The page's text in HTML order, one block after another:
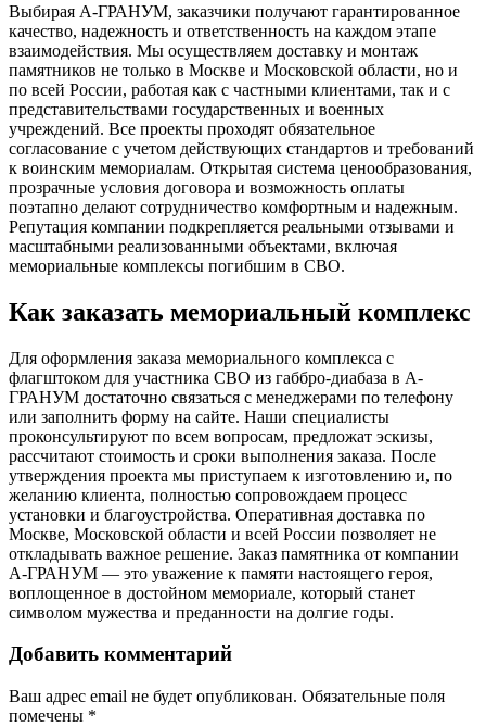
Выбирая А-ГРАНУМ, заказчики получают гарантированное
качество, надежность и ответственность на каждом этапе
взаимодействия. Мы осуществляем доставку и монтаж
памятников не только в Москве и Московской области, но и
по всей России, работая как с частными клиентами, так и с
представительствами государственных и военных
учреждений. Все проекты проходят обязательное
согласование с учетом действующих стандартов и требований
к воинским мемориалам. Открытая система ценообразования,
прозрачные условия договора и возможность оплаты
поэтапно делают сотрудничество комфортным и надежным.
Репутация компании подкрепляется реальными отзывами и
масштабными реализованными объектами, включая
мемориальные комплексы погибшим в СВО.
Как заказать мемориальный комплекс
Для оформления заказа мемориального комплекса с
флагштоком для участника СВО из габбро-диабаза в А-
ГРАНУМ достаточно связаться с менеджерами по телефону
или заполнить форму на сайте. Наши специалисты
проконсультируют по всем вопросам, предложат эскизы,
рассчитают стоимость и сроки выполнения заказа. После
утверждения проекта мы приступаем к изготовлению и, по
желанию клиента, полностью сопровождаем процесс
установки и благоустройства. Оперативная доставка по
Москве, Московской области и всей России позволяет не
откладывать важное решение. Заказ памятника от компании
А-ГРАНУМ — это уважение к памяти настоящего героя,
воплощенное в достойном мемориале, который станет
символом мужества и преданности на долгие годы.
Добавить комментарий
Ваш адрес email не будет опубликован. Обязательные поля
помечены *